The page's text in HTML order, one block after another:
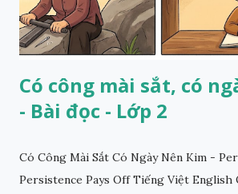
Có công mài sắt, có
- Bài đọc - Lớp 2
Có Công Mài Sắt Có Ngày Nên Kim -
Persistence Pays Off Tiếng Việt English